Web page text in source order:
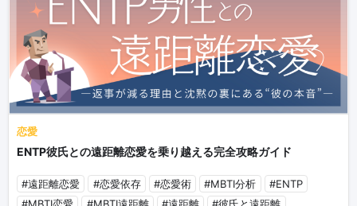
恋愛
ENTP彼氏との遠距離恋愛を乗り越える完全攻略ガイド
#遠距離恋愛 #恋愛依存 #恋愛術 #MBTI分析
#ENTP